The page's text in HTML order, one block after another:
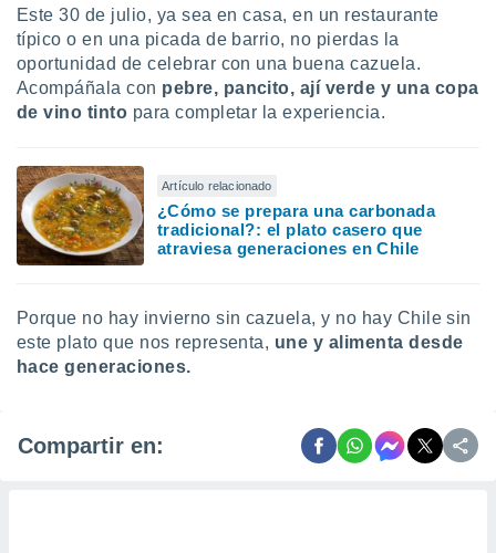
Este 30 de julio, ya sea en casa, en un restaurante
típico o en una picada de barrio, no pierdas la
oportunidad de celebrar con una buena cazuela.
Acompáñala con pebre, pancito, ají verde y una copa
de vino tinto para completar la experiencia.
Artículo relacionado
¿Cómo se prepara una carbonada
tradicional?: el plato casero que
atraviesa generaciones en Chile
Porque no hay invierno sin cazuela, y no hay Chile sin
este plato que nos representa, une y alimenta desde
hace generaciones.
Compartir en: